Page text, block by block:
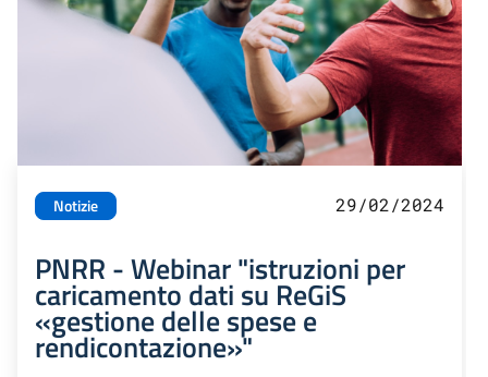
Notizie 29/02/2024
PNRR - Webinar "istruzioni per
caricamento dati su ReGiS
«gestione delle spese e
rendicontazione»"